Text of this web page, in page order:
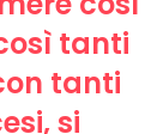
tanti
tanti
si